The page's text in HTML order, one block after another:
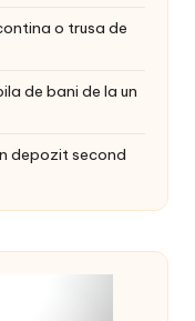
o trusa de
de bani de la un
depozit second